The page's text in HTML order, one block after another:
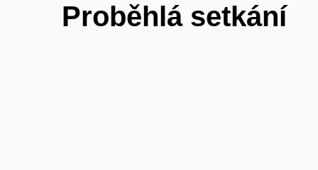
Proběhlá setkání